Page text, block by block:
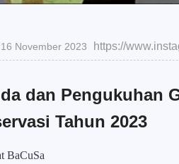
November 2023 https://
dan Pengukuhan
Tahun 2023
BaCuSa